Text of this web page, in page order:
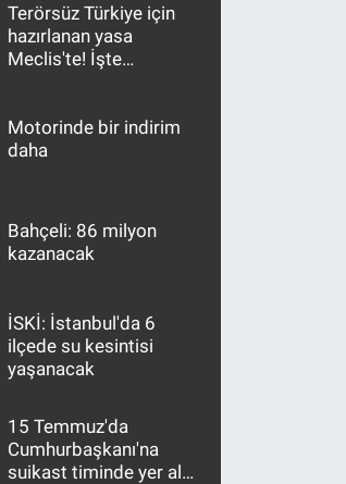
Terörsüz Türkiye için
hazırlanan yasa
Meclis'te! İşte
Motorinde bir indirim
daha
Bahçeli: 86 milyon
kazanacak
İSKİ: İstanbul'da 6
ilçede su kesintisi
yaşanacak
15 Temmuz'da
Cumhurbaşkanı'na
suikast timinde yer alan